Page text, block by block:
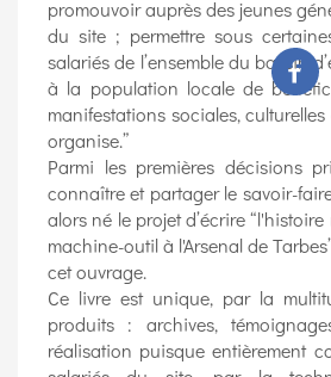
promouvoir auprès des jeunes
du site ; permettre sous
salariés de l’ensemble du bassin
à la population locale de
manifestations sociales, culturelles
organise.”
Parmi les premières décisions
connaître et partager le savoir-
alors né le projet d’écrire
machine-outil à l'Arsenal de
cet ouvrage.
Ce livre est unique, par la
produits : archives,
réalisation puisque entièrement